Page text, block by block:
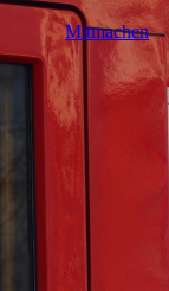
Mitmachen